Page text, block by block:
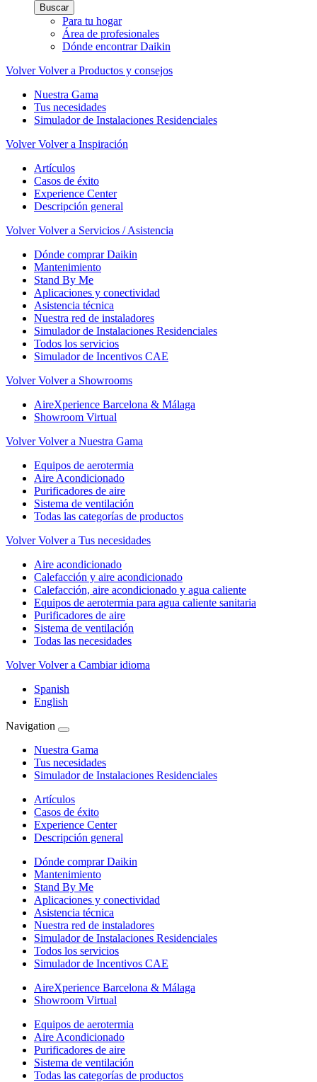
Buscar
Para tu hogar
Área de profesionales
Dónde encontrar Daikin
Volver Volver a Productos y consejos
Nuestra Gama
Tus necesidades
Simulador de Instalaciones Residenciales
Volver Volver a Inspiración
Artículos
Casos de éxito
Experience Center
Descripción general
Volver Volver a Servicios / Asistencia
Dónde comprar Daikin
Mantenimiento
Stand By Me
Aplicaciones y conectividad
Asistencia técnica
Nuestra red de instaladores
Simulador de Instalaciones Residenciales
Todos los servicios
Simulador de Incentivos CAE
Volver Volver a Showrooms
AireXperience Barcelona & Málaga
Showroom Virtual
Volver Volver a Nuestra Gama
Equipos de aerotermia
Aire Acondicionado
Purificadores de aire
Sistema de ventilación
Todas las categorías de productos
Volver Volver a Tus necesidades
Aire acondicionado
Calefacción y aire acondicionado
Calefacción, aire acondicionado y agua caliente
Equipos de aerotermia para agua caliente sanitaria
Purificadores de aire
Sistema de ventilación
Todas las necesidades
Volver Volver a Cambiar idioma
Spanish
English
Navigation
Nuestra Gama
Tus necesidades
Simulador de Instalaciones Residenciales
Artículos
Casos de éxito
Experience Center
Descripción general
Dónde comprar Daikin
Mantenimiento
Stand By Me
Aplicaciones y conectividad
Asistencia técnica
Nuestra red de instaladores
Simulador de Instalaciones Residenciales
Todos los servicios
Simulador de Incentivos CAE
AireXperience Barcelona & Málaga
Showroom Virtual
Equipos de aerotermia
Aire Acondicionado
Purificadores de aire
Sistema de ventilación
Todas las categorías de productos